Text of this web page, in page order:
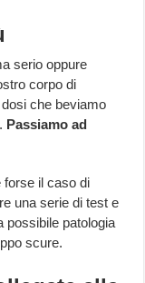
serio oppure
corpo di
che beviamo
Passiamo ad
forse il caso di
una serie di test e
possibile patologia
scure.